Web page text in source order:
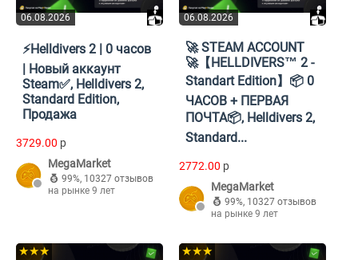
06.08.2026
⚡Helldivers 2 | 0 часов
| Новый аккаунт
Steam✅, Helldivers 2,
Standard Edition,
Продажа
3729.00 p
MegaMarket
99%, 10327 отзывов
на рынке 9 лет
06.08.2026
🚀 STEAM ACCOUNT
🚀【HELLDIVERS™ 2 -
Standart Edition】📦 0
ЧАСОВ + ПЕРВАЯ
ПОЧТА📦, Helldivers 2,
Standard...
2772.00 p
MegaMarket
99%, 10327 отзывов
на рынке 9 лет
★★★ ★★★